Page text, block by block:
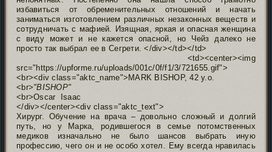
избавиться от обременительных отношений и начать
заниматься изготовлением различных незаконных веществ и
сотрудничать с мафией. Изящная, яркая и опасная женщина
с виду может и не кажется опасной, но Чейз далеко не
просто так выбрал ее в Сегрети. </div></td></td>
<td><center><img
src="https://upforme.ru/uploads/001c/0f/f1/3/721655.gif">
<br><div class="aktc_name">MARK BISHOP, 42 y.o.
<br>"BISHOP"
<br>Oscar Isaac
</div></center><div class="aktc_text">
Хирург. Обучение на врача – довольно сложный и долгий
путь, но у Марка, родившегося в семье потомственных
медиков изначально не было шансов выбрать иную
профессию, чего он и не особо хотел. Ему всегда нравилась